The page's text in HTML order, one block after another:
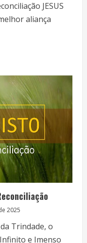
JESUS
aliança
2025
da Trindade, o
e Imenso